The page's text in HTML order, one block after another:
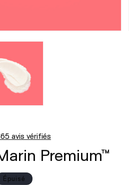
avis vérifiés
Premium™
Épuisé